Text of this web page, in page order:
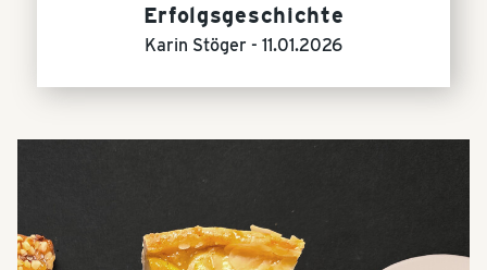
Erfolgsgeschichte
Karin Stöger - 11.01.2026